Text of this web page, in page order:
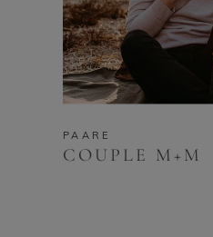
PAARE
COUPLE M+M